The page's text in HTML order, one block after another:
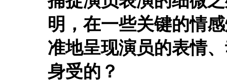
明，在一些关键的情
准地呈现演员的表情
身受的？